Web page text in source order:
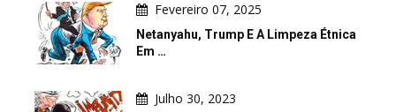
Fevereiro 07, 2025
Netanyahu, Trump E A Limpeza Étnica
Em …
Julho 30, 2023